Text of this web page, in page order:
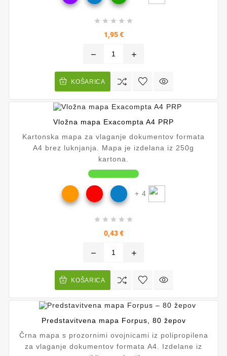
    
1,95 €Cena
remove add
KOŠARICA
Vložna mapa Exacompta A4 PRP
Kartonska mapa za vlaganje dokumentov formata
A4 brez luknjanja. Mapa je izdelana iz 250g
kartona.
+ 4
    
0,43 €Cena
remove add
KOŠARICA
Predstavitvena mapa Forpus, 80 žepov
Črna mapa s prozornimi ovojnicami iz polipropilena
za vlaganje dokumentov formata A4. Izdelane iz